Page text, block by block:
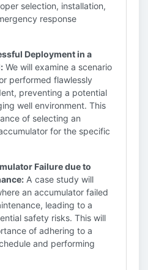
selection, installation,
response
Deployment in a
We will examine a scenario
performed flawlessly
preventing a potential
well environment. This
of selecting an
for the specific
Failure due to
A case study will
an accumulator failed
leading to a
safety risks. This will
of adhering to a
and performing